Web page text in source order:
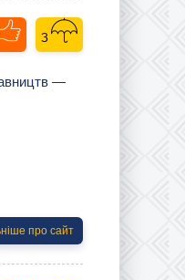
—
про сайт